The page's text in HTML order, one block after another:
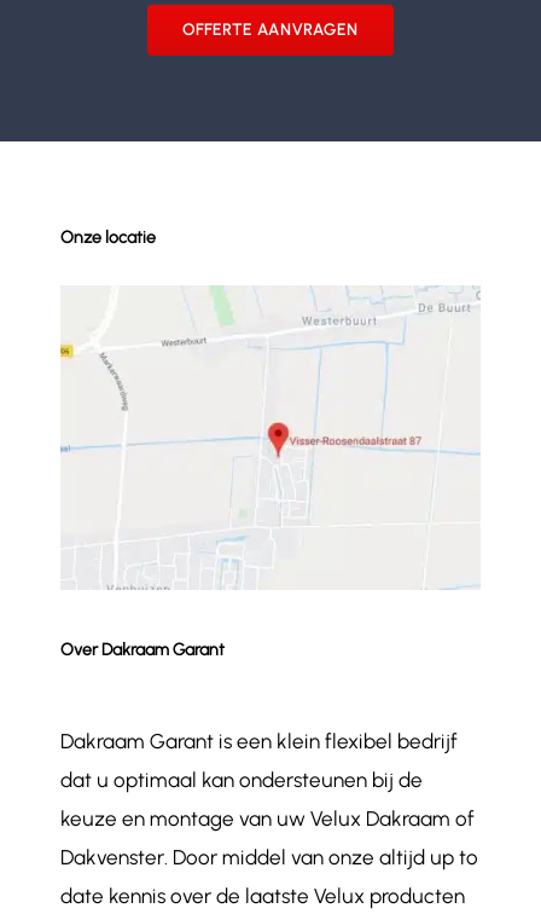
OFFERTE AANVRAGEN
Onze locatie
Over Dakraam Garant
Dakraam Garant is een klein flexibel bedrijf
dat u optimaal kan ondersteunen bij de
keuze en montage van uw Velux Dakraam of
Dakvenster. Door middel van onze altijd up to
date kennis over de laatste Velux producten